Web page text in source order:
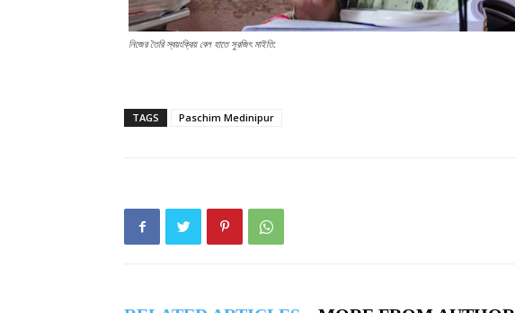
নিজের তৈরি স্বয়ংক্রিয় বেল হাতে সুরজিৎ মাইতি:
TAGS Paschim Medinipur